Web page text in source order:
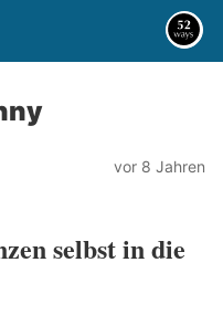
vor 8 Jahren
selbst in die